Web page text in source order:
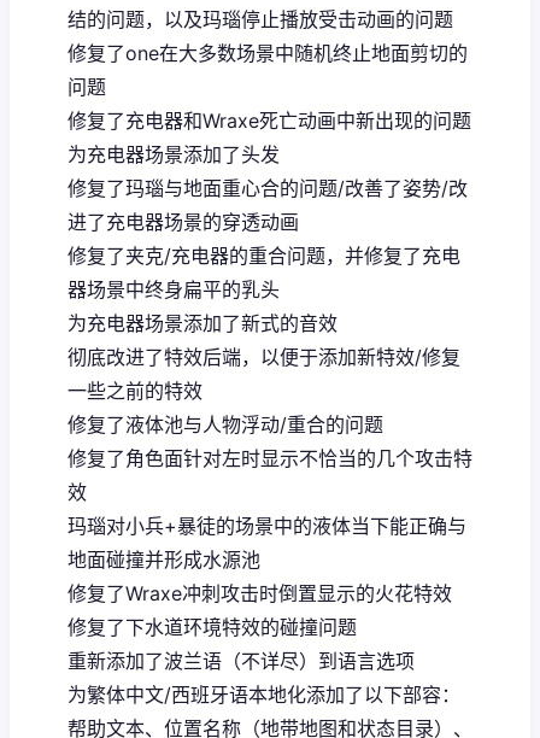
结的问题，以及玛瑙停止播放受击动画的问题
修复了one在大多数场景中随机终止地面剪切的
问题
修复了充电器和Wraxe死亡动画中新出现的问题
为充电器场景添加了头发
修复了玛瑙与地面重心合的问题/改善了姿势/改
进了充电器场景的穿透动画
修复了夹克/充电器的重合问题，并修复了充电
器场景中终身扁平的乳头
为充电器场景添加了新式的音效
彻底改进了特效后端，以便于添加新特效/修复
一些之前的特效
修复了液体池与人物浮动/重合的问题
修复了角色面针对左时显示不恰当的几个攻击特
效
玛瑙对小兵+暴徒的场景中的液体当下能正确与
地面碰撞并形成水源池
修复了Wraxe冲刺攻击时倒置显示的火花特效
修复了下水道环境特效的碰撞问题
重新添加了波兰语（不详尽）到语言选项
为繁体中文/西班牙语本地化添加了以下部容：
帮助文本、位置名称（地带地图和状态目录）、